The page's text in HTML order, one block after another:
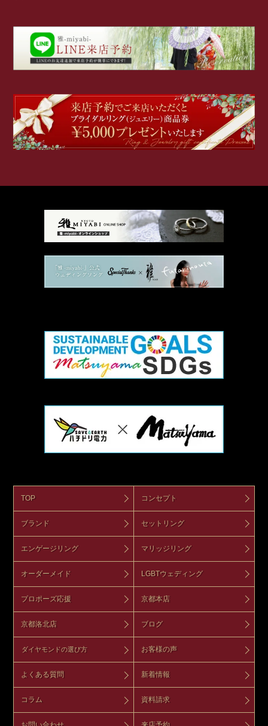
TOP コンセプト
ブランド セットリング
エンゲージリング マリッジリング
オーダーメイド LGBTウェディング
プロポーズ応援 京都本店
京都洛北店 ブログ
ダイヤモンドの選び方 お客様の声
よくある質問 新着情報
コラム 資料請求